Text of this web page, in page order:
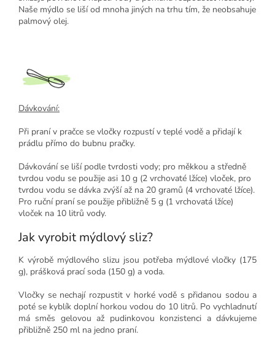
Naše mýdlo se liší od mnoha jiných na trhu tím, že neobsahuje
palmový olej.
Dávkování:
Při praní v pračce se vločky rozpustí v teplé vodě a přidají k
prádlu přímo do bubnu pračky.
Dávkování se liší podle tvrdosti vody; pro měkkou a středně
tvrdou vodu se použije asi 10 g (2 vrchovaté lžíce) vloček, pro
tvrdou vodu se dávka zvýší až na 20 gramů (4 vrchovaté lžíce).
Pro ruční praní se použije přibližně 5 g (1 vrchovatá lžíce)
vloček na 10 litrů vody.
Jak vyrobit mýdlový sliz?
K výrobě mýdlového slizu jsou potřeba mýdlové vločky (175
g), prášková prací soda (150 g) a voda.
Vločky se nechají rozpustit v horké vodě s přidanou sodou a
poté se kyblík doplní horkou vodou do 10 litrů. Po vychladnutí
má směs gelovou až pudinkovou konzistenci a dávkujeme
přibližně 250 ml na jedno praní.